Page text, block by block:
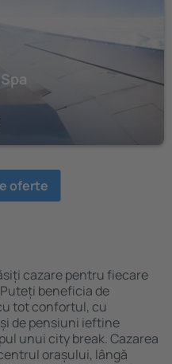
oferte
cazare pentru fiecare
beneficia de
tot confortul, cu
de pensiuni ieftine
unui city break. Cazarea
orașului, lângă